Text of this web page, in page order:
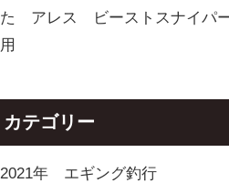
た アレス ビーストスナイパ
用
カテゴリー
2021年 エギング釣行